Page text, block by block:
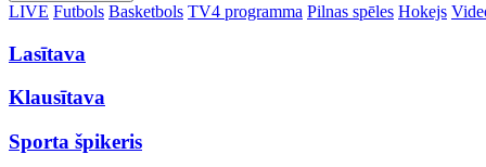
LIVE Futbols Basketbols TV4 programma Pilnas spēles Hokejs
Lasītava
Klausītava
Sporta špikeris